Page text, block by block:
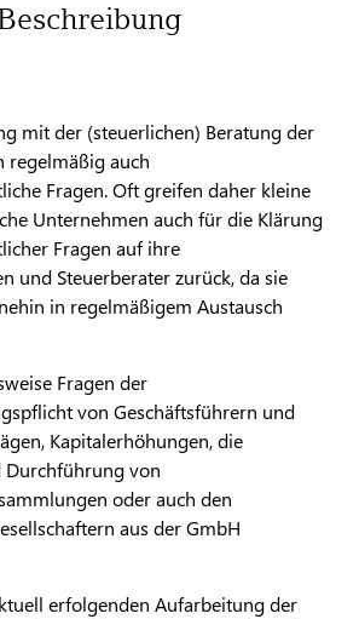
mit der (steuerlichen) Beratung der
regelmäßig auch
Fragen. Oft greifen daher kleine
Unternehmen auch für die Klärung
Fragen auf ihre
und Steuerberater zurück, da sie
in regelmäßigem Austausch
Fragen der
von Geschäftsführern und
Kapitalerhöhungen, die
von
oder auch den
aus der GmbH
erfolgenden Aufarbeitung der